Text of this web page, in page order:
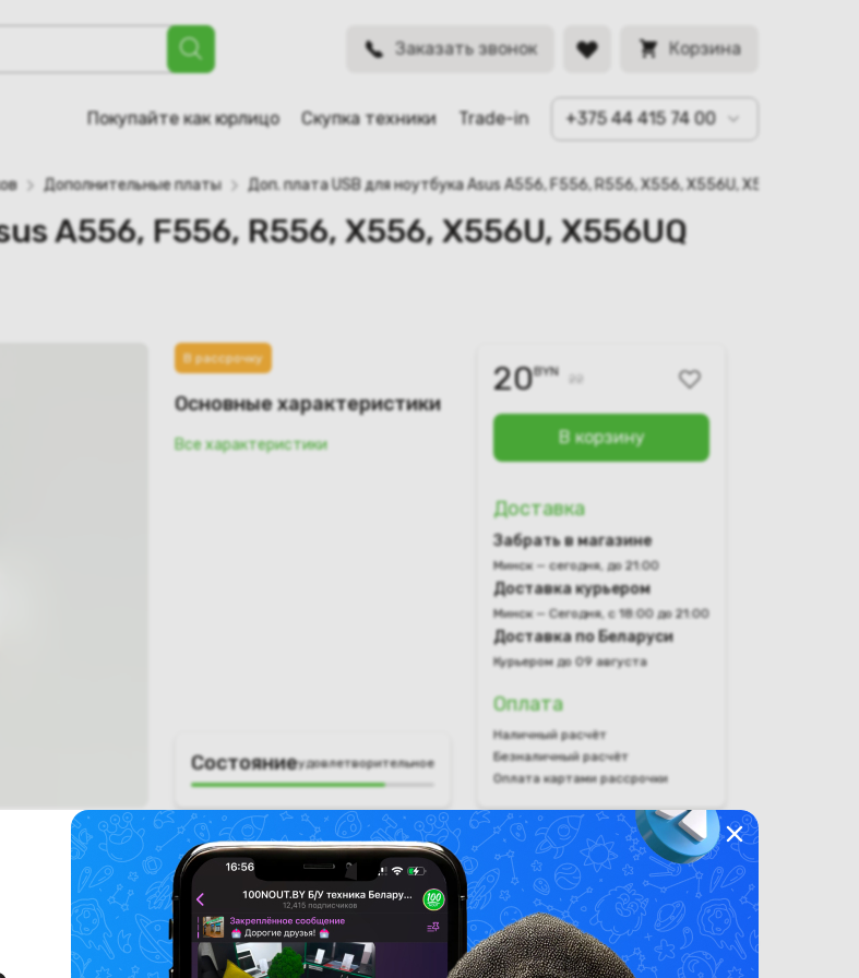
Заказать звонок Корзина
Покупайте как юрлицо Скупка техники Trade-in +375 44 415 74 00
X556, X556U, X556UQ (69N0UAD10B00-01)
BYN
Дополнительные платы Доп. плата USB для ноутбука Asus A556, F556, R556, X556, X556U, X556UQ
A556, F556, R556, X556, X556U, X556UQ
В рассрочку
Основные характеристики
Все характеристики
Состояниеудовлетворительное
20BYN
В корзину
Доставка
Забрать в магазине
Минск — сегодня, до 21:00
Доставка курьером
Минск — Сегодня, с 18:00 до 21:00
Доставка по Беларуси
Курьером до 09 августа
Оплата
Наличный расчёт
Безналичный расчёт
Оплата картами рассрочки